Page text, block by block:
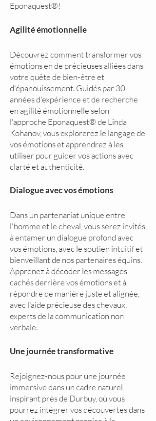
Eponaquest®!
Agilité émotionnelle
Découvrez comment transformer vos
émotions en de précieuses alliées dans
votre quête de bien-être et
d'épanouissement. Guidés par 30
années d'expérience et de recherche
en agilité émotionnelle selon
l'approche Eponaquest® de Linda
Kohanov, vous explorerez le langage de
vos émotions et apprendrez à les
utiliser pour guider vos actions avec
clarté et authenticité.
Dialogue avec vos émotions
Dans un partenariat unique entre
l'homme et le cheval, vous serez invités
à entamer un dialogue profond avec
vos émotions, avec le soutien intuitif et
bienveillant de nos partenaires équins.
Apprenez à décoder les messages
cachés derrière vos émotions et à
répondre de manière juste et alignée,
avec l'aide précieuse des chevaux,
experts de la communication non
verbale.
Une journée transformative
Rejoignez-nous pour une journée
immersive dans un cadre naturel
inspirant près de Durbuy, où vous
pourrez intégrer vos découvertes dans